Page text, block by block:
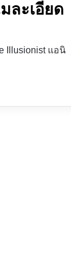
ละเอียด
Illusionist แอนิ